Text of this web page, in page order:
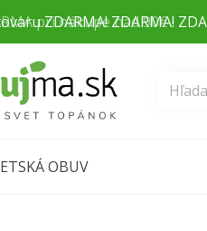
pri nákupe nad 90€
OBUV